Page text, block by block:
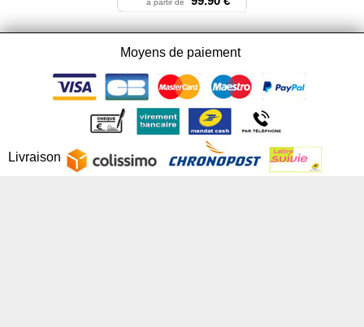
à partir de
Moyens de paiement
Livraison